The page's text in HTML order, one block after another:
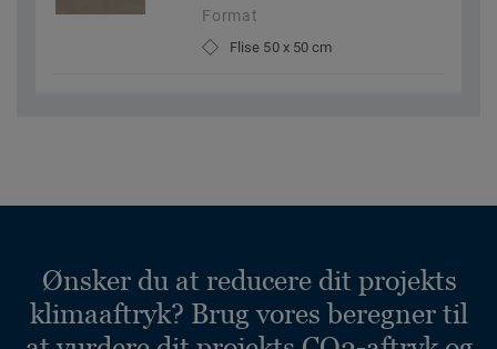
Format
Flise 50 x 50 cm
Ønsker du at reducere dit projekts
klimaaftryk? Brug vores beregner til